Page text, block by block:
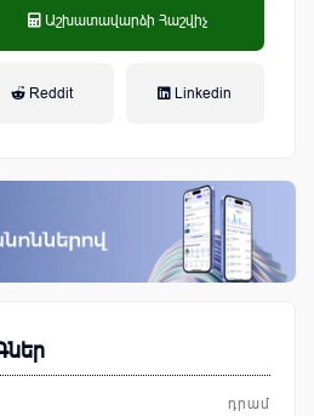
Աշխատավարձի Հաշվիչ
Reddit Linkedin
դրամ